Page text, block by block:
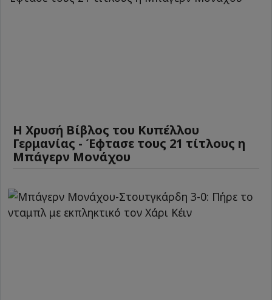
Η Χρυσή Βίβλος του Κυπέλλου
Γερμανίας - Έφτασε τους 21 τίτλους η
Μπάγερν Μονάχου